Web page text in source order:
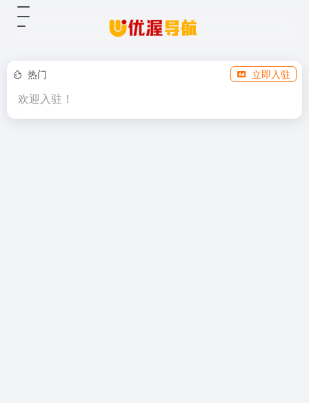
热门 立即入驻
欢迎入驻！